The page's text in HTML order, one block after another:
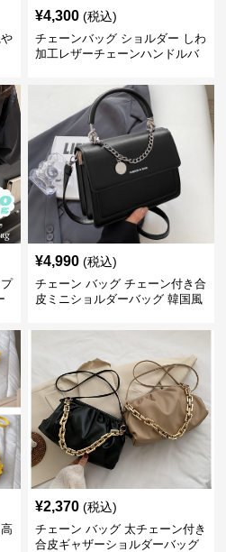
¥4,300 (税込)
チェーンバッグ ショルダー しわ
加工レザーチェーンハンドルバ
¥4,990 (税込)
チェーン バッグ チェーン付き合
皮ミニショルダーバッグ 韓国風
¥2,370 (税込)
チェーン バッグ 太チェーン付き
合皮ギャザーショルダーバッグ